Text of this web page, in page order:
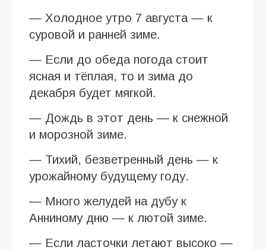
— Холодное утро 7 августа — к
суровой и ранней зиме.
— Если до обеда погода стоит
ясная и тёплая, то и зима до
декабря будет мягкой.
— Дождь в этот день — к снежной
и морозной зиме.
— Тихий, безветренный день — к
урожайному будущему году.
— Много желудей на дубу к
Анниному дню — к лютой зиме.
— Если ласточки летают высоко —